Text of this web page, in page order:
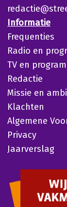
Informatie
Frequenties
Radio en
TV en
Redactie
Missie en
Klachten
Algemene
Privacy
Jaarverslag